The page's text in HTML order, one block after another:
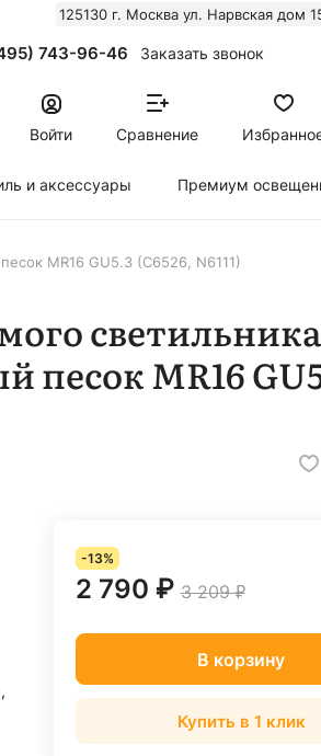
125130 г. Москва ул. Нарвская дом
743-96-46 Заказать звонок
Войти Сравнение
и аксессуары Премиум
MR16 GU5.3 (C6526, N6111)
светильника
песок MR16
-13%
2 790 ₽ 3 209 ₽
В корзину
Купить в 1 клик